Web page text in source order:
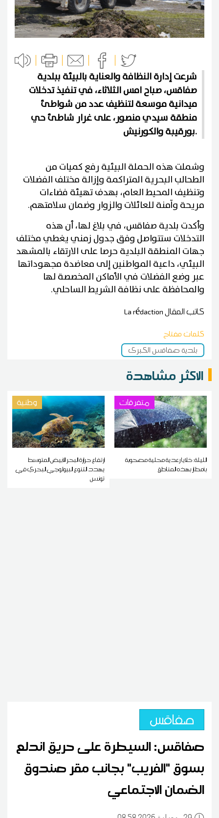
شرعت إدارة النظافة والعناية بالبيئة ببلدية
صفاقس، صباح امس الثلاثاء، في تنفيذ تدخلات
ميدانية موسعة لتنظيف عدد من شواطئ
منطقة سيدي منصور، على غرار شاطئ حي
بورقيبة والكورنيش.
وشملت هذه الحملة البيئية رفع كميات من
الطحالب البحرية المتراكمة وإزالة مختلف الفضلات
وتنظيف المحيط العام، بهدف تهيئة فضاءات
مريحة وآمنة للعائلات والزوار وضمان سلامتهم.
وأكدت بلدية صفاقس، في بلاغ لها، أن هذه
التدخلات ستتواصل وفق جدول زمني يغطي مختلف
جهات المنطقة البلدية حرصا على الارتقاء بالمشهد
البيئي، داعية المواطنين إلى معاضدة مجهوداتها
عبر وضع الفضلات في الأماكن المخصصة لها
والمحافظة على نظافة الشريط الساحلي.
كاتب المقالLa rédaction
كلمات مفتاح
بلدية صفاقس الكبرى
الاكثر مشاهدة
متفرقات
الليلة: خلايا رعدية محلية مصحوبة
بأمطار بهذه المناطق
وطنية
ارتفاع حرارة البحر الأبيض المتوسط
يهدد التنوع البيولوجي البحري في
تونس
صفاقس
صفاقس: السيطرة على حريق اندلع
بسوق "الفريب" بجانب مقر صندوق
الضمان الاجتماعي